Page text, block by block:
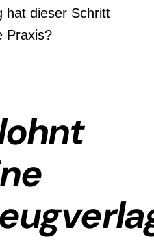
hat dieser Schritt
Praxis?